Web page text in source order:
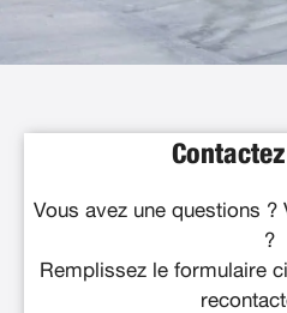
Vous avez une questions ?
?
Remplissez le formulaire